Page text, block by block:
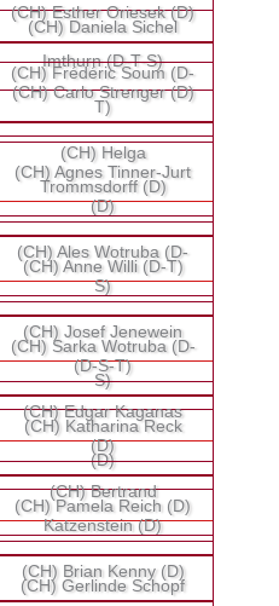
(CH) Daniela Sichel
Imthurn (D-T-S)
(CH) Esther Oriesek (D)
(CH) Frédéric Soum (D-
T)
(CH) Carlo Strenger (D)
(CH) Helga
Trommsdorff (D)
(CH) Agnes Tinner-Jurt
(D)
(CH) Anne Willi (D-T)
(CH) Ales Wotruba (D-
S)
(CH) Sarka Wotruba (D-
S)
(CH) Josef Jenewein
(D-S-T)
(CH) Katharina Reck
(D)
(CH) Edgar Kaganas
(D)
(CH) Pamela Reich (D)
(CH) Bertrand
Katzenstein (D)
(CH) Gerlinde Schopf
(CH) Brian Kenny (D)